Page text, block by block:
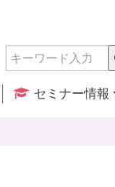
セミナー情報